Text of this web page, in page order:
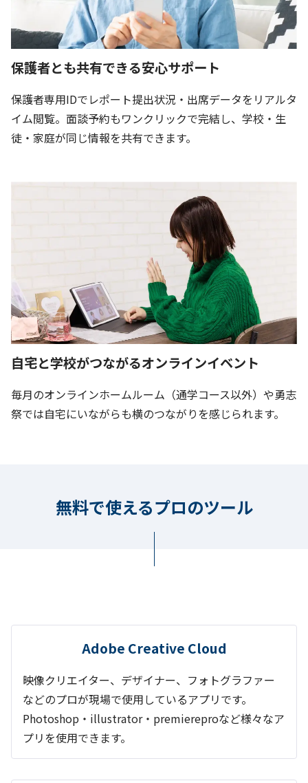
保護者とも共有できる安心サポート
保護者専用IDでレポート提出状況・出席データをリアルタ
イム閲覧。面談予約もワンクリックで完結し、学校・生
徒・家庭が同じ情報を共有できます。
自宅と学校がつながるオンラインイベント
毎月のオンラインホームルーム（通学コース以外）や勇志
祭では自宅にいながらも横のつながりを感じられます。
無料で使えるプロのツール
Adobe Creative Cloud
映像クリエイター、デザイナー、フォトグラファー
などのプロが現場で使用しているアプリです。
Photoshop・illustrator・premiereproなど様々なア
プリを使用できます。